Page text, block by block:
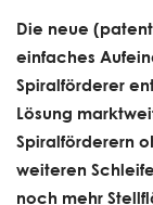
Die neue
einfaches
Spiralförderer
Lösung
Spiralförderern
weiteren
noch mehr